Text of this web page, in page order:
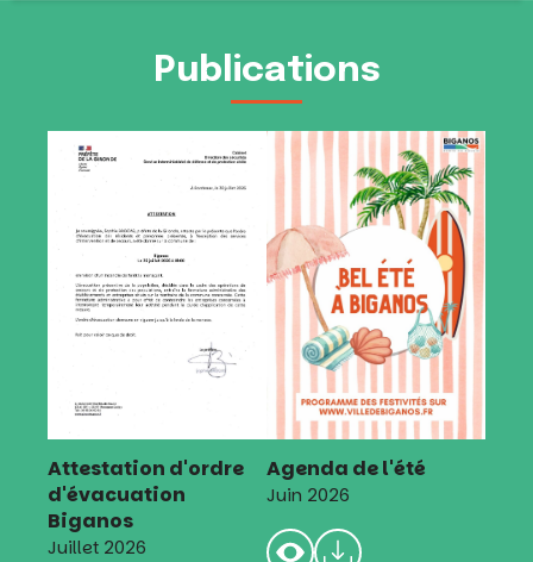
Publications
Attestation d'ordre
d'évacuation
Biganos
Juillet 2026
Agenda de l'été
Juin 2026